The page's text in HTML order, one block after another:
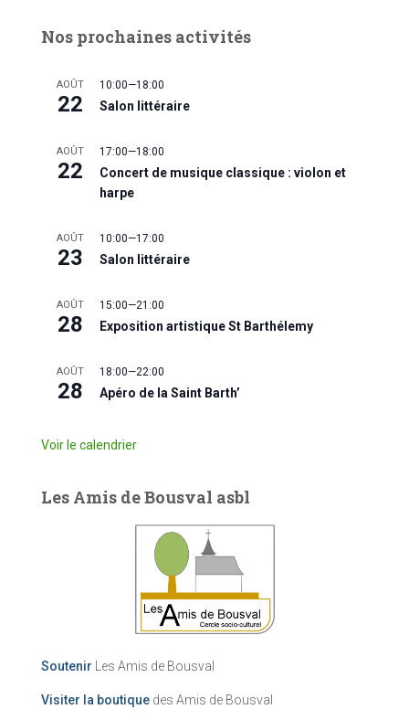
Nos prochaines activités
AOÛT
22
10:00—18:00
Salon littéraire
AOÛT
22
17:00—18:00
Concert de musique classique : violon et
harpe
AOÛT
23
10:00—17:00
Salon littéraire
AOÛT
28
15:00—21:00
Exposition artistique St Barthélemy
AOÛT
28
18:00—22:00
Apéro de la Saint Barth’
Voir le calendrier
Les Amis de Bousval asbl
Soutenir Les Amis de Bousval
Visiter la boutique des Amis de Bousval